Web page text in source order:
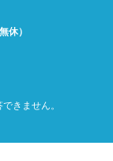
休）
きません。